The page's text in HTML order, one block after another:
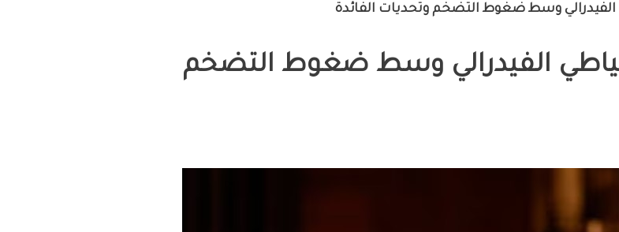
الفيدرالي وسط ضغوط التضخم وتحديات الفائدة
الفيدرالي وسط ضغوط التضخم